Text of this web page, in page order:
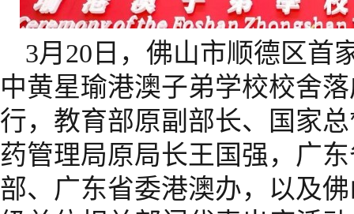
3月20日，佛山市顺德区
中黄星瑜港澳子弟学校校舍
行，教育部原副部长、国家
药管理局原局长王国强，广
部、广东省委港澳办，以及